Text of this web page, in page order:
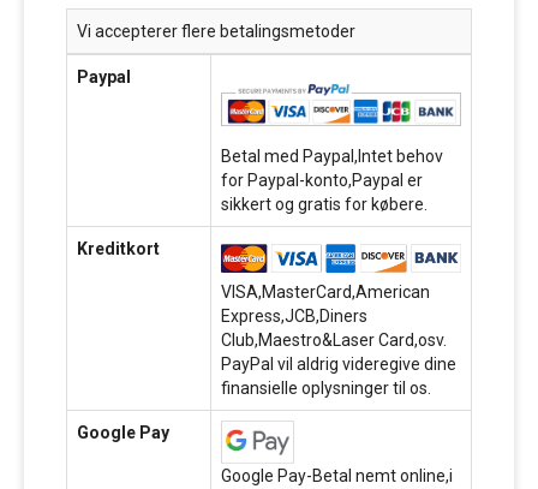
Vi accepterer flere betalingsmetoder
Paypal
Betal med Paypal,Intet behov
for Paypal-konto,Paypal er
sikkert og gratis for købere.
Kreditkort
VISA,MasterCard,American
Express,JCB,Diners
Club,Maestro&Laser Card,osv.
PayPal vil aldrig videregive dine
finansielle oplysninger til os.
Google Pay
Google Pay-Betal nemt online,i